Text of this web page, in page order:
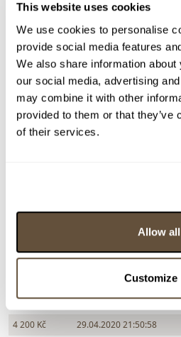
This website uses cookies
We use cookies to personalise
provide social media features
We also share information
our social media, advertising
may combine it with other
provided to them or that they’ve
of their services.
Allow all
Customize
Chcete prodat obraz od
> Zobrazit informaci jak prodat
Částka Přihozeno
5 500 Kč
29.04.2020 21:54:24
29.04.2020 21:53:28
4 500 Kč
29.04.2020 21:52:51
29.04.2020 21:52:18
4 300 Kč
29.04.2020 21:51:43
4 200 Kč
29.04.2020 21:50:58